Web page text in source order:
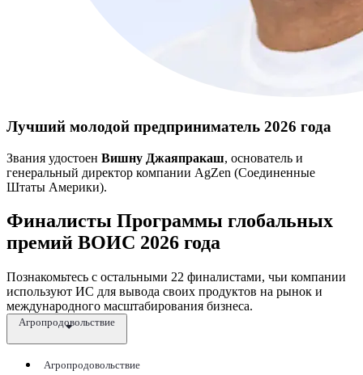
Лучший молодой предприниматель 2026 года
Звания удостоен Вишну Джаяпракаш, основатель и
генеральный директор компании AgZen (Соединенные
Штаты Америки).
Финалисты Программы глобальных
премий ВОИС 2026 года
Познакомьтесь с остальными 22 финалистами, чьи компании
используют ИС для вывода своих продуктов на рынок и
международного масштабирования бизнеса.
Агропродовольствие
Агропродовольствие